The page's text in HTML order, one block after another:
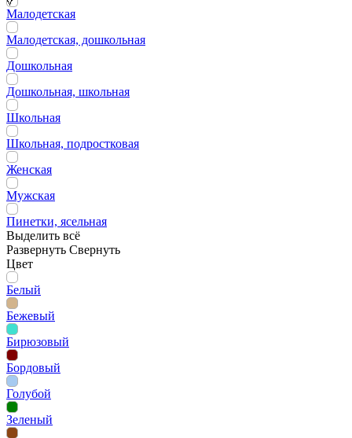
Малодетская
Малодетская, дошкольная
Дошкольная
Дошкольная, школьная
Школьная
Школьная, подростковая
Женская
Мужская
Пинетки, ясельная
Выделить всё
Развернуть Свернуть
Цвет
Белый
Бежевый
Бирюзовый
Бордовый
Голубой
Зеленый